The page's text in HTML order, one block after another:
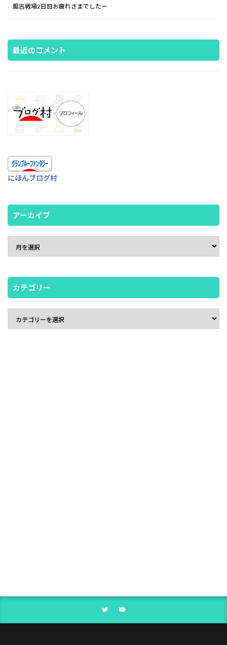
風古戦場2日目お疲れさまでしたー
最近のコメント
にほんブログ村
アーカイブ
カテゴリー